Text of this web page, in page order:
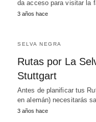
da acceso para visitar la
3 años hace
SELVA NEGRA
Rutas por La
Stuttgart
Antes de planificar tus
en alemán) necesitarás
3 años hace